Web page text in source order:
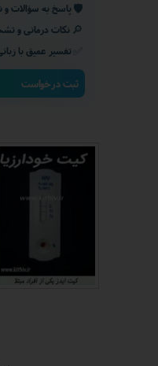
🛡️ پاسخ به سؤالات و
🔎 نکات درمانی و
تفسیر عمیق با
ثبت درخواست